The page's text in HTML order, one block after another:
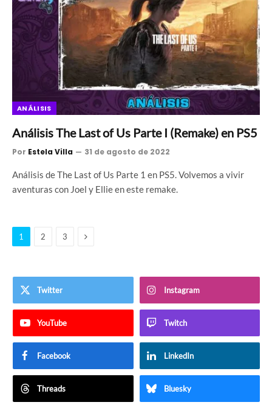
ANÁLISIS
Análisis The Last of Us Parte I (Remake) en PS5
Por Estela Villa 31 de agosto de 2022
Análisis de The Last of Us Parte 1 en PS5. Volvemos a vivir
aventuras con Joel y Ellie en este remake.
1 2 3 Siguiente
Twitter Instagram
YouTube Twitch
Facebook LinkedIn
Threads Bluesky